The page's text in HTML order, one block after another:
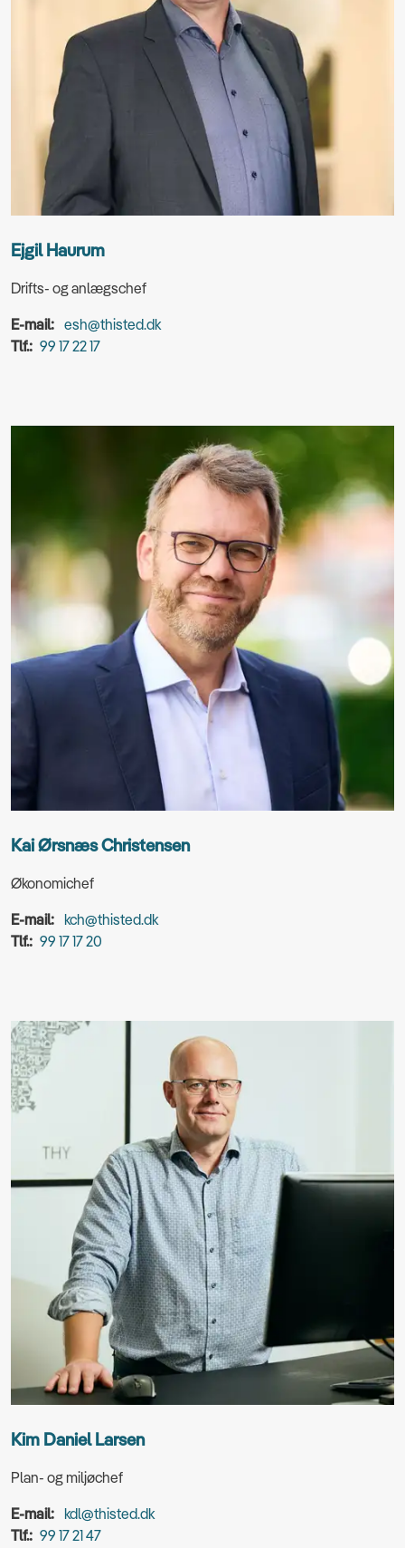
Ejgil Haurum
Drifts- og anlægschef
E-mail: esh@thisted.dk
Tlf.: 99 17 22 17
Kai Ørsnæs Christensen
Økonomichef
E-mail: kch@thisted.dk
Tlf.: 99 17 17 20
Kim Daniel Larsen
Plan- og miljøchef
E-mail: kdl@thisted.dk
Tlf.: 99 17 21 47